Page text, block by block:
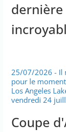
25/07/2026 - Il
pour le
Los Angeles
vendredi 24
Coupe